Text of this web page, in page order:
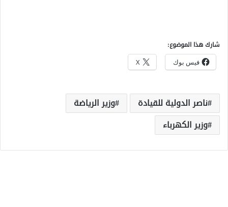
شارك هذا الموضوع:
فيس بوك X
ناصر الدولية للقيادة
وزير الرياضة
وزير الكهرباء